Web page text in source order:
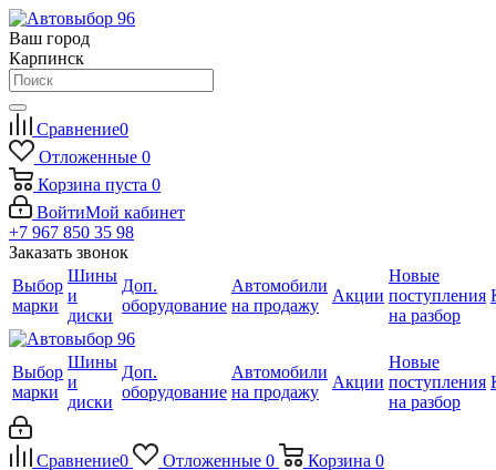
Ваш город
Карпинск
Сравнение0
Отложенные 0
Корзина пуста 0
ВойтиМой кабинет
+7 967 850 35 98
Заказать звонок
Выбор
марки
Шины
и
диски
Доп.
оборудование
Автомобили
на продажу
Акции
Новые
поступления
на разбор
Выбор
марки
Шины
и
диски
Доп.
оборудование
Автомобили
на продажу
Акции
Новые
поступления
на разбор
Сравнение0 Отложенные 0 Корзина 0